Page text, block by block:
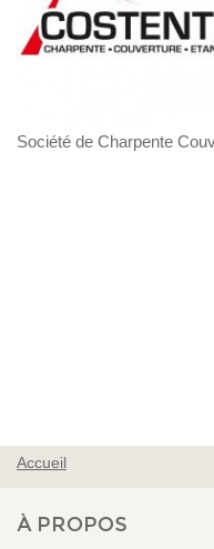
Société de Charpente
VOUS ÊTES ICI
Accueil
À PROPOS